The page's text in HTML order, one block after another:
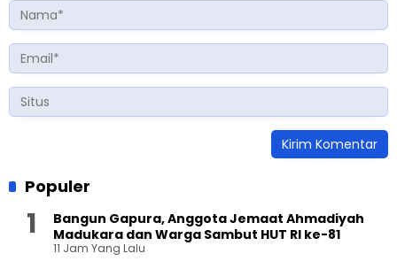
Populer
Bangun Gapura, Anggota Jemaat Ahmadiyah
Madukara dan Warga Sambut HUT RI ke-81
11 Jam Yang Lalu